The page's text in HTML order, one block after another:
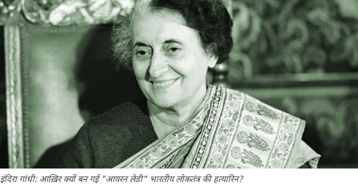
इंदिरा गांधी: आख़िर क्यों बन गई "आयरन लेडी" भारतीय लोकतंत्र की हत्यारिन?